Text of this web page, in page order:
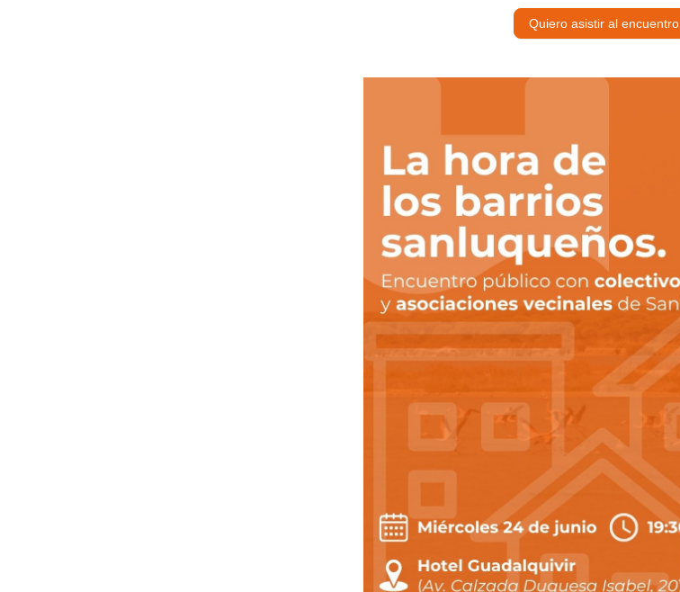
Quiero asistir al encuentro